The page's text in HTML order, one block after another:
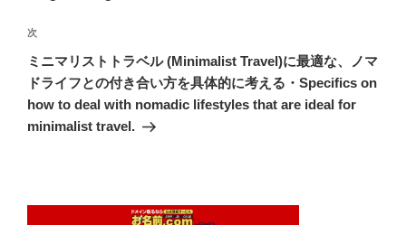
シ
ョ
ン
次
の
投
稿
次
ミニマリストトラベル (Minimalist Travel)に最適な、ノマ
ドライフとの付き合い方を具体的に考える・Specifics on
how to deal with nomadic lifestyles that are ideal for
minimalist travel.